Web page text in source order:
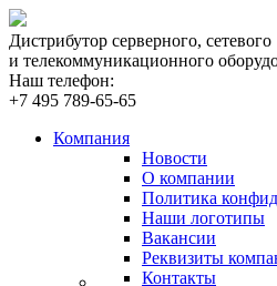
Дистрибутор серверного, сетевого
и телекоммуникационного
Наш телефон:
+7 495 789-65-65
Компания
Новости
О компании
Политика
Наши логотипы
Вакансии
Реквизиты
Контакты